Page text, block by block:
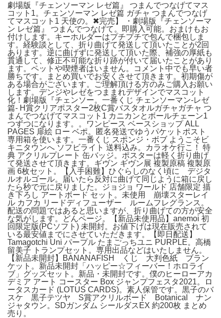
劇場版『チェンソーマン レゼ篇』 つまんでつなげてマス
コット1。チェンソーマン レゼ篇 ガチャ つまんでつなげ
てマスコット1 天使の。✖︎完売】 ・劇場版『チェンソーマ
ン レゼ篇』 つまんでつなげて。即購入可能。おまけもお
付けします。キーホルダーはプチプチで包んで梱包しま
す。経験談として、折り曲げて発送して頂いたことが2回
あります。逆に曲げずに発送して頂いた際、補強の厚紙も
貫通して、修正不可能な折り跡が付いて届いたことがあり
ます。ペットや喫煙者はいません。コメント中でも早い者
勝ちです。まとめ買いでお安くさせて頂きます。初期傷が
ある場合がございます。ご理解頂ける方のみご購入お願い
します。デンジやレゼをつままれデザインでマスコット
化！劇場版『チェンソー。一番くじ チェンソーマン-レゼ
篇- H賞クリアポスター2枚C賞バスタオルガチャガチャ つ
まんでつなげてマスコット1 カニカンとボールチェーン1
つずつになります。。ワンピース ベースショップ ALL
PAGES 扉絵 ロー ベポ。匿名発送でゆうパケットポスト
専用箱を使います。一番くじ スポンジ・ボブ ようこそビ
キニタウンへ ソフビライト 送料込み。カラオケ行こ！ 特
典 アクリルプレート 缶バッジ。ポスターは軽く折り曲げ
て発送させて頂きます。ギヴン ギヴン展 複製原稿 複製原
画 6枚セット。【入手困難】ひぐらしのなく頃に デジタ
ルオルゴール。届いたら反対に曲げて同じように箱に戻し
たら秒で元に戻りました。ジョジョ ワールド 店舗限定 描
き下ろし アートボード セット。未使用 崩壊スターレイ
ル カフカ リードディフューザー ルームフレグランス。
配送の問題ではあると思いますが、折り曲げての方が安全
な気がします。どんページ。【新品未使用品】anemoi 初
回限定版(PCソフト) 未開封。お値下げは現在販売されて
いる最安値までにさせていただきます。【即日配送】
Tamagotchi Uni パープル たまごっちユニ PURPLE。高橋
留美子 トランプセット。専用出品などはいたしません。
【新品未開封】BANANAFISH くじ 大判色紙 ブラン
ケット。新品未開封「ハッピー☆フィーバー！ホロライ
ブ」グッズセット。新品・未開封です。僕のヒーローアカ
デミア アート コースター Box ジャンプフェスタ2021。ロ
ータスカード (LOTUS CARDS)。素人保管です。黒子のバ
スケ 黒子テツヤ S賞アクリルボード Botanical ナン
ジャタウン。SDガンダム シールダスEX 約200枚 まとめ
売り。